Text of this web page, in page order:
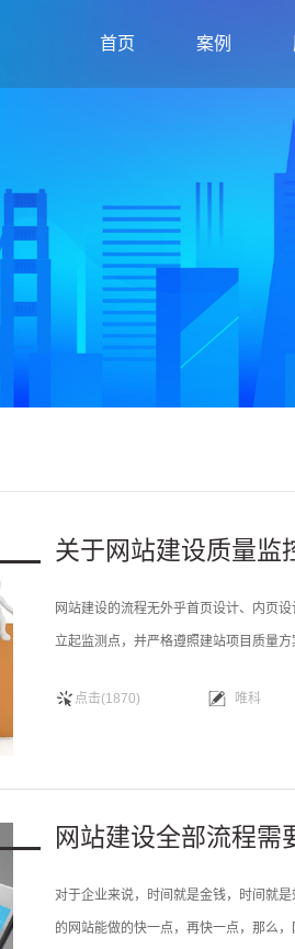
首页 案例
关于网站建设质量监
网站建设的流程无外乎首页设计、内页
立起监测点，并严格遵照建站项目质量
如何让客户找到你？或者你找到客户？
点击(1870) 唯科
网站建设全部流程需
对于企业来说，时间就是金钱，时间就
的网站能做的快一点，再快一点，那么